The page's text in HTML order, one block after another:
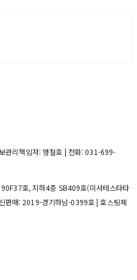
관리책임자: 맹철호 | 전화: 031-699-
호, 지하4층 SB409호(미사테스타타
판매: 2019-경기하남-0399호| 호스팅제